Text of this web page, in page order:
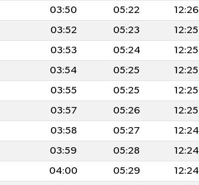
03:50 05:22 12:26
03:52 05:23 12:25
03:53 05:24 12:25
03:54 05:25 12:25
03:55 05:25 12:25
03:57 05:26 12:25
03:58 05:27 12:24
03:59 05:28 12:24
04:00 05:29 12:24